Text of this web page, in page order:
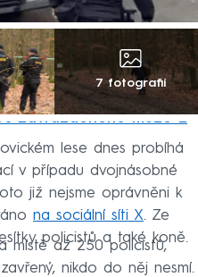
7 fotografií
zavražděného muže z
lese dnes probíhá
v případu dvojnásobné
již nejsme oprávněni k
na sociální síti X. Ze
policistů a také koně.
místě až 250 policistů,
nikdo do něj nesmí.